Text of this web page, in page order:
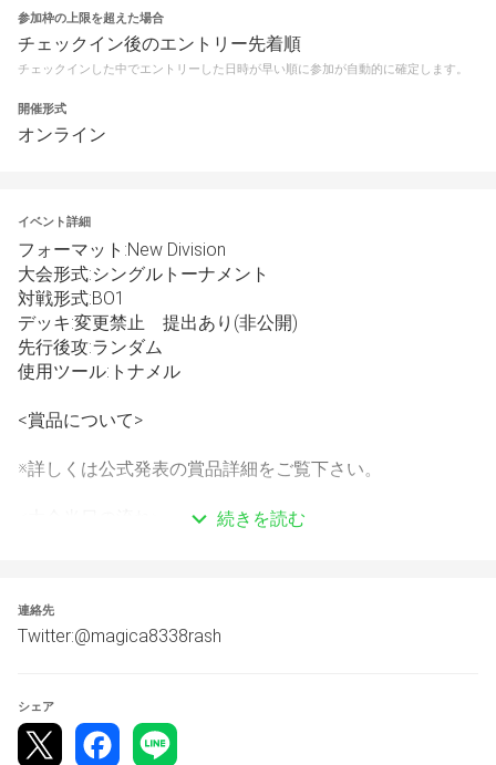
参加枠の上限を超えた場合
チェックイン後のエントリー先着順
チェックインした中でエントリーした日時が早い順に参加が自動的に確定します。
開催形式
オンライン
イベント詳細
フォーマット:New Division
大会形式:シングルトーナメント
対戦形式:BO1
デッキ:変更禁止　提出あり(非公開)
先行後攻:ランダム
使用ツール:トナメル
<賞品について>
※詳しくは公式発表の賞品詳細をご覧下さい。
<注意事項>
・対戦表、上の方がルーム作成をお願いします。
・対戦相手確定から10分連絡が取れない場合は不戦敗と
続きを読む
連絡先
Twitter:@magica8338rash
シェア